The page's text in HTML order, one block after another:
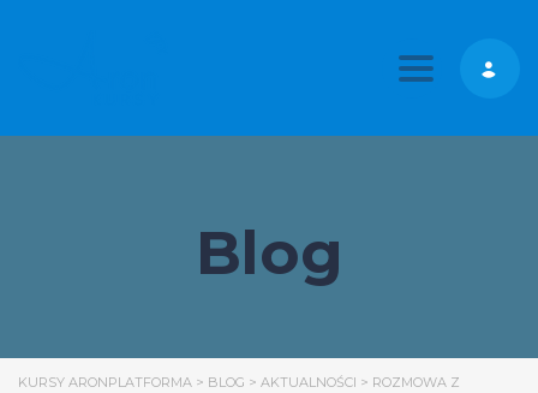
Toggle
Blog
KURSY ARONPLATFORMA > BLOG > AKTUALNOŚCI > ROZMOWA Z